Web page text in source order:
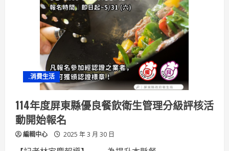
.消費生活
114年度屏東縣優良餐飲衛生管理分級評核活
動開始報名
編輯中心 2025 年 3 月 30 日